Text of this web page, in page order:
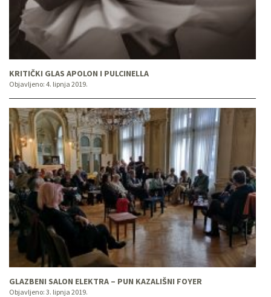
KRITIČKI GLAS APOLON I PULCINELLA
Objavljeno: 4. lipnja 2019.
GLAZBENI SALON ELEKTRA – PUN KAZALIŠNI FOYER
Objavljeno: 3. lipnja 2019.